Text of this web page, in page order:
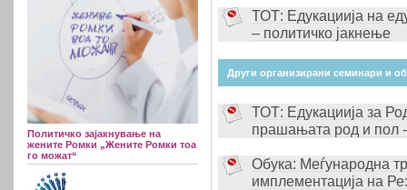
Политичко зајакнување на
жените Ромки „Жените Ромки тоа
го можат“
ТОТ: Едукациија на
– политичко јакнење
Други организирани семинари и
ТОТ: Едукациија за
прашањата род и пол
Обука: Меѓународна
имплементација на